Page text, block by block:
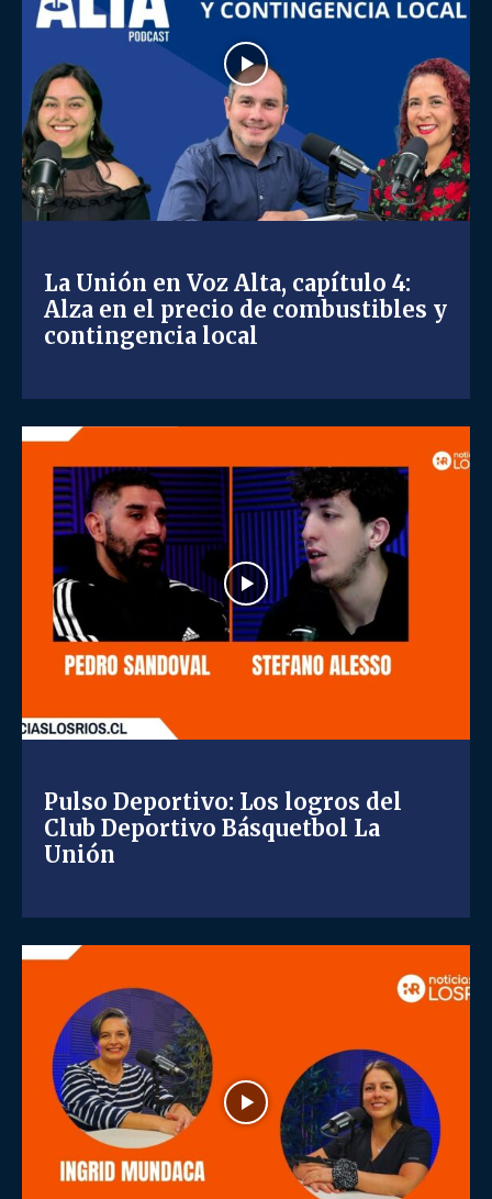
La Unión en Voz Alta, capítulo 4:
Alza en el precio de combustibles y
contingencia local
Pulso Deportivo: Los logros del
Club Deportivo Básquetbol La
Unión